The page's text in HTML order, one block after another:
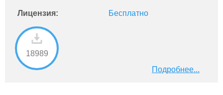
Лицензия: Бесплатно
18989
Подробнее...